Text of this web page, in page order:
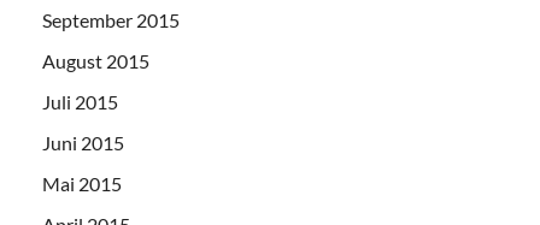
September 2015
August 2015
Juli 2015
Juni 2015
Mai 2015